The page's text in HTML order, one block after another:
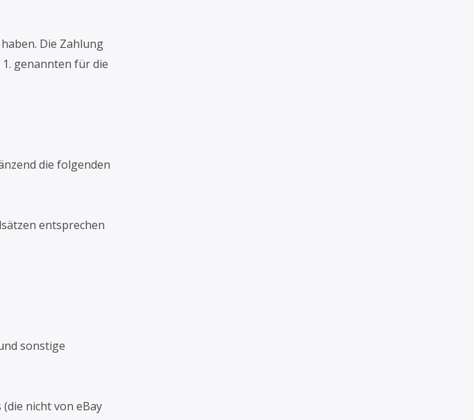
Die Zahlung
genannten für die
die folgenden
entsprechen
sonstige
nicht von eBay